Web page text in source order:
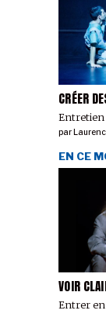
CRÉER
Entretien
par
VOIR
Entrer
EN CE